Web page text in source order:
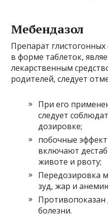
Мебендазол
Препарат
в форме таблеток,
лекарственным
родителей, следует
При его
следует
дозировке;
побочные
включают
животе и рвоту;
Передозировка
зуд, жар и
Противопоказан
болезни.